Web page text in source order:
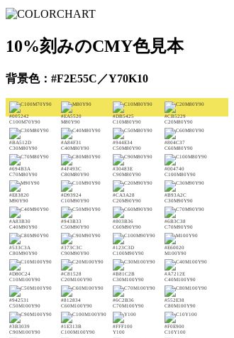
10%刻みのCMY色見本
背景色：#F2E55C／Y70K10
#005242
C100M70Y90
#EA5520
M80Y90
#DB5425
C10M80Y90
#CB5229
C20M80Y90
#BA512D
C30M80Y90
#A84F31
C40M80Y90
#944E34
C50M80Y90
#804C37
C60M80Y90
#694B3A
C70M80Y90
#4F493C
C80M80Y90
#30483E
C90M80Y90
#004740
C100M80Y90
#E83820
M90Y90
#D93924
C10M90Y90
#CA3A28
C20M90Y90
#B93A2C
C30M90Y90
#A83B30
C40M90Y90
#943B33
C50M90Y90
#803B36
C60M90Y90
#6B3C38
C70M90Y90
#533C3A
C80M90Y90
#373C3C
C90M90Y90
#123C3D
C100M90Y90
#E60020
M100Y90
#D80C24
C10M100Y90
#C81528
C20M100Y90
#B81C2B
C30M100Y90
#A7212E
C40M100Y90
#942531
C50M100Y90
#812834
C60M100Y90
#6C2B36
C70M100Y90
#552E38
C80M100Y90
#3B3039
C90M100Y90
#1E313B
C100M100Y90
#FFF100
Y100
#F0E900
C10Y100